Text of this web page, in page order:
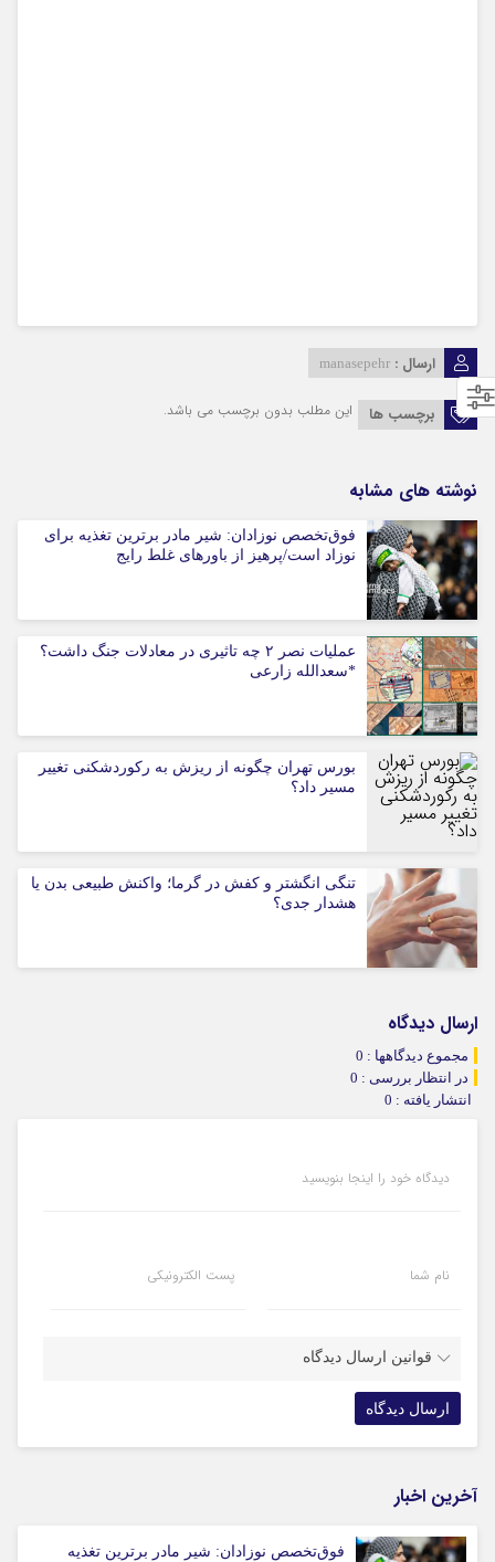
ارسال : manasepehr
برچسب ها این مطلب بدون برچسب می باشد.
نوشته های مشابه
فوق‌تخصص نوزادان: شیر مادر برترین تغذیه برای
نوزاد است/پرهیز از باورهای غلط رایج
عملیات نصر ۲ چه تاثیری در معادلات جنگ داشت؟
*سعدالله زارعی
بورس تهران چگونه از ریزش به رکوردشکنی تغییر
مسیر داد؟
تنگی انگشتر و کفش در گرما؛ واکنش طبیعی بدن یا
هشدار جدی؟
ارسال دیدگاه
مجموع دیدگاهها : 0
در انتظار بررسی : 0
انتشار یافته : 0
دیدگاه خود را اینجا بنویسید
نام شما پست الکترونیکی
قوانین ارسال دیدگاه
آخرین اخبار
فوق‌تخصص نوزادان: شیر مادر برترین تغذیه